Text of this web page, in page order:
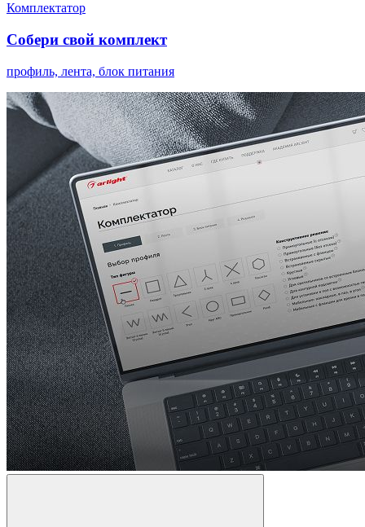
Комплектатор
Собери свой комплект
профиль, лента, блок питания